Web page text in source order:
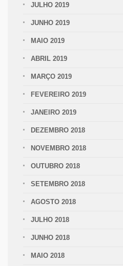
JULHO 2019
JUNHO 2019
MAIO 2019
ABRIL 2019
MARÇO 2019
FEVEREIRO 2019
JANEIRO 2019
DEZEMBRO 2018
NOVEMBRO 2018
OUTUBRO 2018
SETEMBRO 2018
AGOSTO 2018
JULHO 2018
JUNHO 2018
MAIO 2018